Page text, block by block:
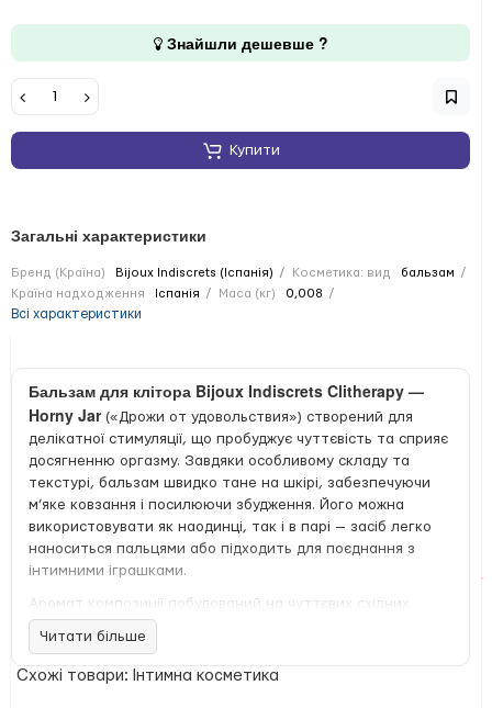
Знайшли дешевше ?
Купити
Загальні характеристики
Бренд (Країна) Bijoux Indiscrets (Іспанія) Косметика: вид
бальзам
Країна надходження
Іспанія Маса (кг) 0,008
Всі характеристики
Бальзам для клітора Bijoux Indiscrets Clitherapy —
Horny Jar(«Дрожи от удовольствия») створений для
делікатної стимуляції, що пробуджує чуттєвість та сприяє
досягненню оргазму. Завдяки особливому складу та
текстурі, бальзам швидко тане на шкірі, забезпечуючи
м’яке ковзання і посилюючи збудження. Його можна
використовувати як наодинці, так і в парі — засіб легко
наноситься пальцями або підходить для поєднання з
інтимними іграшками.
Аромат композиції побудований на чуттєвих східних
нотах сандалового дерева — він допомагає
розслабитися, налаштуватися на інтимну хвилю та
розкрити внутрішню сексуальність. Бальзам має приємну,
Читати більше
Схожі товари: Інтимна косметика